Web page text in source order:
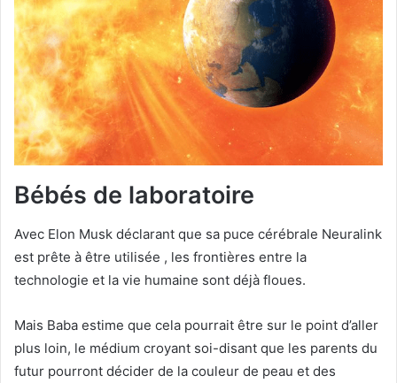
Bébés de laboratoire
Avec Elon Musk déclarant que sa puce cérébrale Neuralink
est prête à être utilisée , les frontières entre la
technologie et la vie humaine sont déjà floues.
Mais Baba estime que cela pourrait être sur le point d’aller
plus loin, le médium croyant soi-disant que les parents du
futur pourront décider de la couleur de peau et des